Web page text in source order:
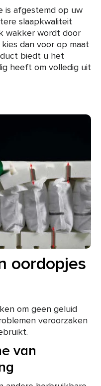
is afgestemd op uw
slaapkwaliteit
wakker wordt door
dan voor op maat
biedt u het
heeft om volledig uit
oordopjes
om geen geluid
veroorzaken
van